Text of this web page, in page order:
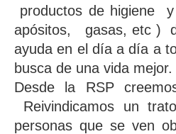
productos de higiene y
apósitos, gasas, etc )
ayuda en el día a día a
busca de una vida mejor.
Desde la RSP
Reivindicamos un
personas que se ven